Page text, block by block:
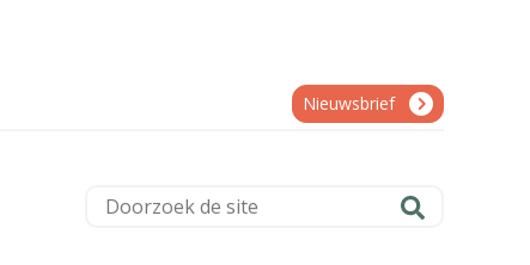
Nieuwsbrief
Doorzoek